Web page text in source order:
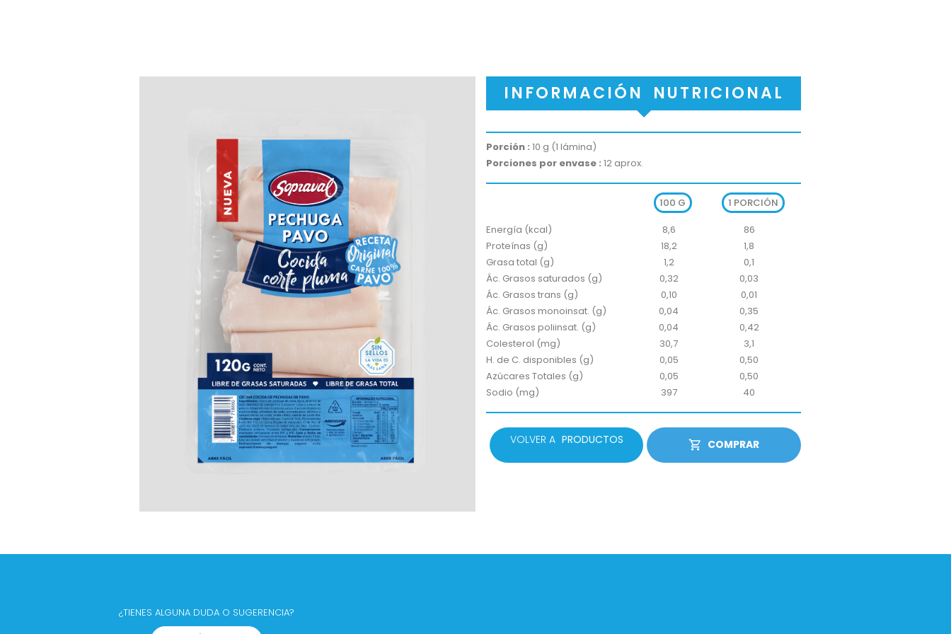
INFORMACIÓN NUTRICIONAL
Porción : 10 g (1 lámina)
Porciones por envase : 12 aprox.
100 G
1 PORCIÓN
Energía (kcal)
8,6
86
Proteínas (g)
18,2
1,8
Grasa total (g)
1,2
0,1
Ác. Grasos saturados (g)
0,32
0,03
Ác. Grasos trans (g)
0,10
0,01
Ác. Grasos monoinsat. (g)
0,04
0,35
Ác. Grasos poliinsat. (g)
0,04
0,42
Colesterol (mg)
30,7
3,1
H. de C. disponibles (g)
0,05
0,50
Azúcares Totales (g)
0,05
0,50
Sodio (mg)
397 40
VOLVER A PRODUCTOS COMPRAR
¿TIENES ALGUNA DUDA O SUGERENCIA?